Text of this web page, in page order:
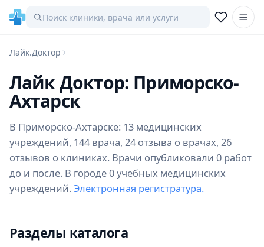
Лайк.Доктор
Лайк Доктор: Приморско-
Ахтарск
В Приморско-Ахтарске: 13 медицинских
учреждений, 144 врача, 24 отзыва о врачах, 26
отзывов о клиниках. Врачи опубликовали 0 работ
до и после. В городе 0 учебных медицинских
учреждений. Электронная регистратура.
Разделы каталога